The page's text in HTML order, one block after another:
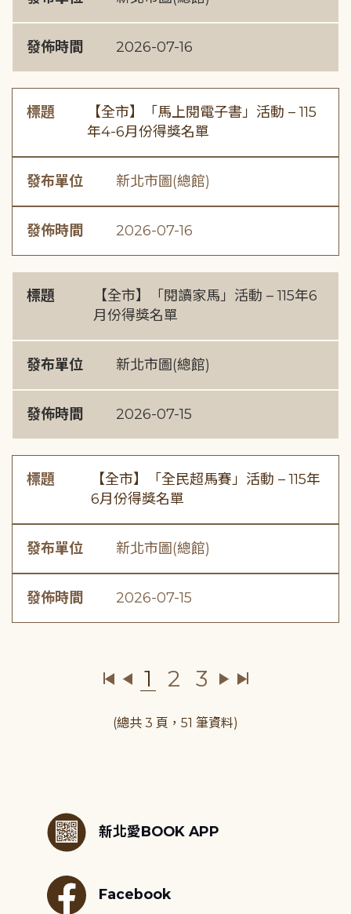
發佈時間 2026-07-16
標題
【全市】「馬上閱電子書」活動 – 115
年4-6月份得獎名單
發布單位 新北市圖(總館)
發佈時間 2026-07-16
標題
【全市】「閱讀家馬」活動 – 115年6
月份得獎名單
發布單位 新北市圖(總館)
發佈時間 2026-07-15
標題
【全市】「全民超馬賽」活動 – 115年
6月份得獎名單
發布單位 新北市圖(總館)
發佈時間 2026-07-15
1 2 3
(總共 3 頁，51 筆資料)
新北愛BOOK APP
Facebook